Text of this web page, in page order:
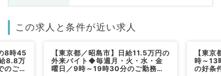
この求人と条件が近い求人
8時45
8.8万
のご勤
【東京都／昭島市】日給11.5万円の
外来バイト◆毎週月・火・水・金
曜日／9時～19時30分のご勤務◎3
【東
時～13
の好条